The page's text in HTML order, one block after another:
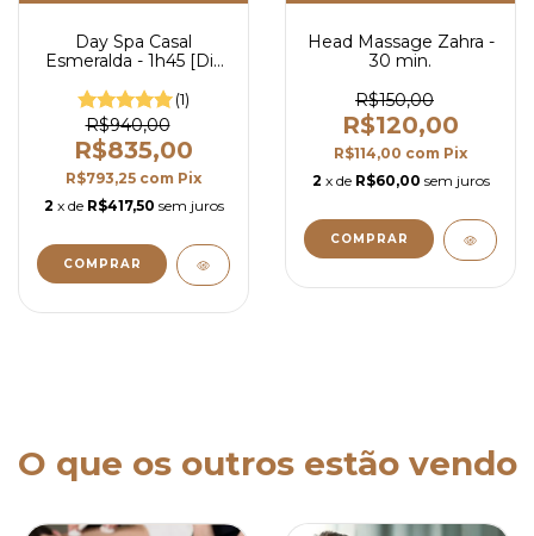
Day Spa Casal
Esmeralda - 1h45 [Dia
(1)
R$940,00
R$835,00
R$793,25 com Pix
2 x de R$417,50 sem juros
Head Massage Zahra -
30 min.
R$150,00
R$120,00
R$114,00 com Pix
2 x de R$60,00 sem juros
O que os outros estão vendo